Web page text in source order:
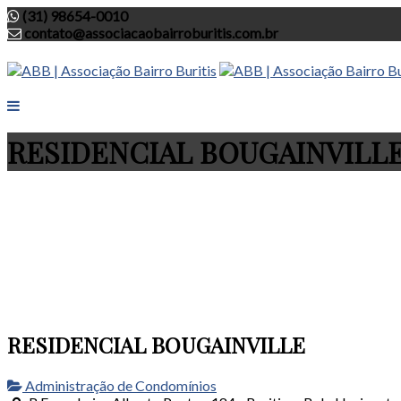
(31) 98654-0010
contato@associacaobairroburitis.com.br
RESIDENCIAL
RESIDENCIAL BOUGAINVILLE
Administração de Condomínios